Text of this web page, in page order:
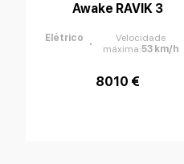
Awake RAVIK 3
Elétrico
Velocidade
máxima:53 km/h
8010 €